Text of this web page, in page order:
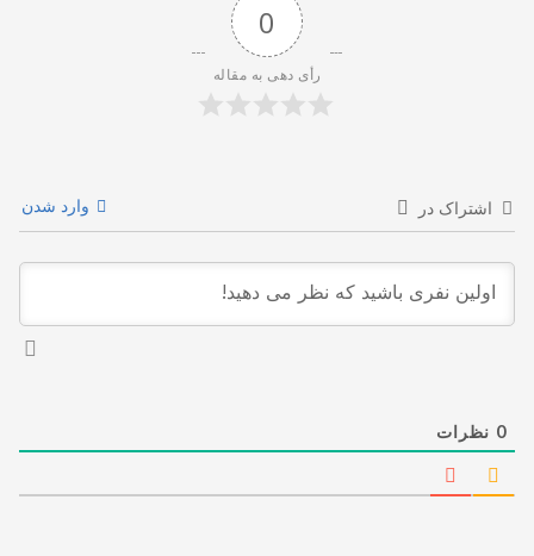
0
رأی دهی به مقاله
اشتراک در وارد شدن
0نظرات